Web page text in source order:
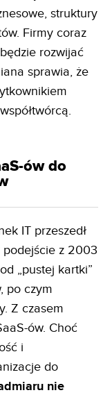
struktury
Firmy coraz
rozwijać
sprawia, że
ów do
IT przeszedł
z 2003
„pustej kartki”
po czym
Z czasem
ów. Choć
i
do
nie